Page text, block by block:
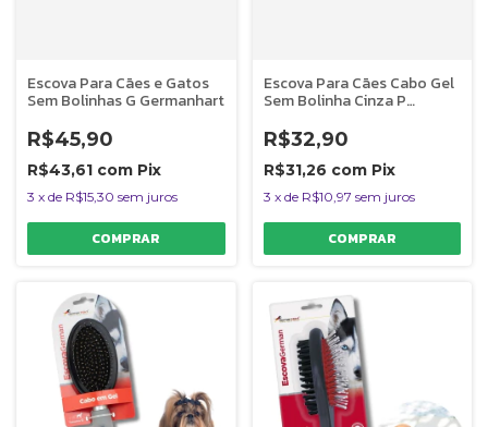
Escova Para Cães e Gatos
Sem Bolinhas G Germanhart
R$45,90
R$43,61 com Pix
3 x de R$15,30 sem juros
Escova Para Cães Cabo Gel
Sem Bolinha Cinza P
R$32,90
R$31,26 com Pix
3 x de R$10,97 sem juros